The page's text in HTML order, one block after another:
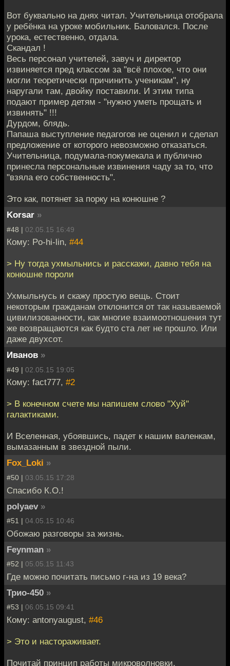
Вот буквально на днях читал. Учительница отобрала
у ребёнка на уроке мобильник. Баловался. После
урока, естественно, отдала.
Скандал !
Весь персонал учителей, завуч и директор
извиняется пред классом за "всё плохое, что они
могли теоретически причинить ученикам", ну
наругали там, двойку поставили. И этим типа
подают пример детям - "нужно уметь прощать и
извинять" !!!
Дурдом, блядь.
Папаша выступление педагогов не оценил и сделал
предложение от которого невозможно отказаться.
Учительница, подумала-покумекала и публично
принесла персональные извинения чаду за то, что
"взяла его собственность".
Это как, потянет за порку на конюшне ?
Korsar »
#48 | 02.05.15 16:49
Кому: Po-hi-lin, #44
> Ну тогда ухмыльнись и расскажи, давно тебя на
конюшне пороли
Ухмыльнусь и скажу простую вещь. Стоит
некоторым гражданам отклонится от так называемой
цивилизованности, как многие взаимоотношения тут
же возвращаются как будто ста лет не прошло. Или
даже двухсот.
Иванов »
#49 | 02.05.15 19:05
Кому: fact777, #2
> В конечном счете мы напишем слово "Хуй"
галактиками.
И Вселенная, убоявшись, падет к нашим валенкам,
вымазанным в звездной пыли.
Fox_Loki »
#50 | 03.05.15 17:28
Спасибо К.О.!
polyaev »
#51 | 04.05.15 10:46
Обожаю разговоры за жизнь.
Feynman »
#52 | 05.05.15 11:43
Где можно почитать письмо г-на из 19 века?
Трио-450 »
#53 | 06.05.15 09:41
Кому: antonyaugust, #46
> Это и настораживает.
Почитай принцип работы микроволновки.